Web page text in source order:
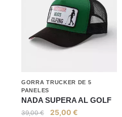
GORRA TRUCKER DE 5
PANELES
NADA SUPERA AL GOLF
39,00€ 25,00 €